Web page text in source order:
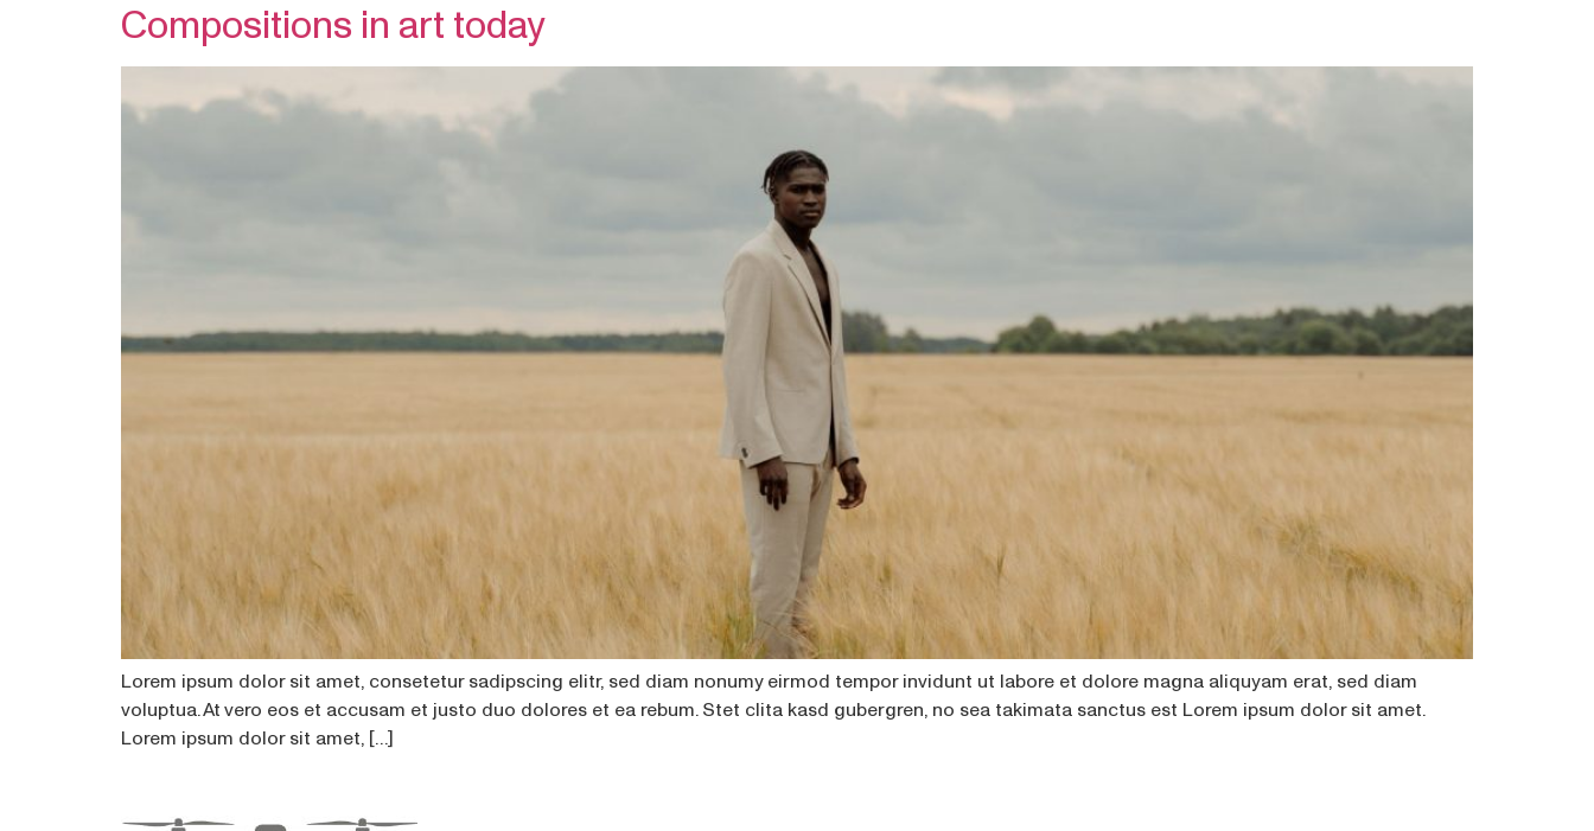
Compositions in art today
Lorem ipsum dolor sit amet, consetetur sadipscing elitr, sed diam nonumy eirmod tempor invidunt ut labore et dolore magna aliquyam erat, sed diam
voluptua. At vero eos et accusam et justo duo dolores et ea rebum. Stet clita kasd gubergren, no sea takimata sanctus est Lorem ipsum dolor sit amet.
Lorem ipsum dolor sit amet, […]